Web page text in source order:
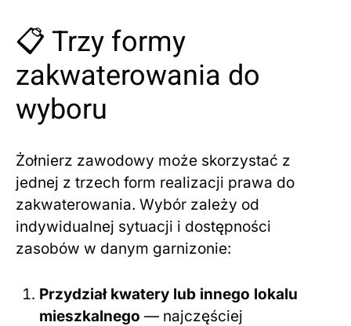
📋 Trzy formy
zakwaterowania do
wyboru
Żołnierz zawodowy może skorzystać z
jednej z trzech form realizacji prawa do
zakwaterowania. Wybór zależy od
indywidualnej sytuacji i dostępności
zasobów w danym garnizonie:
Przydział kwatery lub innego lokalu
mieszkalnego — najczęściej